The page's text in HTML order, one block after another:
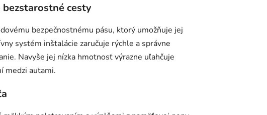
bezstarostné cesty
bezpečnostnému pásu, ktorý umožňuje jej
systém inštalácie zaručuje rýchle a správne
Navyše jej nízka hmotnosť výrazne uľahčuje
medzi autami.